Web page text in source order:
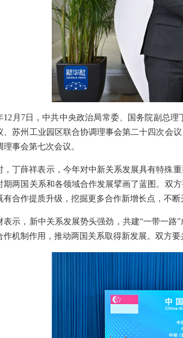
12月7日，中共中央政治局常委、国务院副总
、苏州工业园区联合协调理事会第二十四次会
理事会第七次会议。
，丁薛祥表示，今年对中新关系发展具有特殊
期两国关系和各领域合作发展擘画了蓝图。双
有合作提质升级，挖掘更多合作新增长点，不
表示，新中关系发展势头强劲，共建“一带一
作机制作用，推动两国关系取得新发展。双方